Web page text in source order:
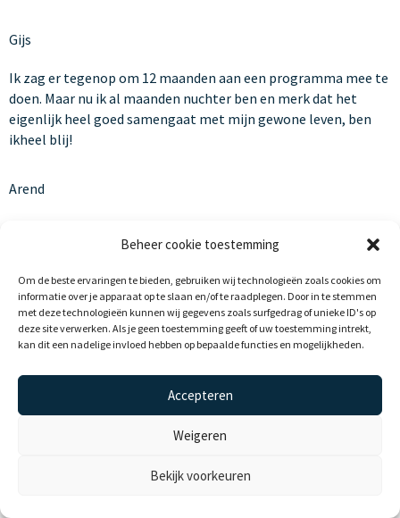
Beheer cookie toestemming
Om de beste ervaringen te bieden, gebruiken wij technologieën zoals cookies om
informatie over je apparaat op te slaan en/of te raadplegen. Door in te stemmen
met deze technologieën kunnen wij gegevens zoals surfgedrag of unieke ID's op
deze site verwerken. Als je geen toestemming geeft of uw toestemming intrekt,
kan dit een nadelige invloed hebben op bepaalde functies en mogelijkheden.
Accepteren
Weigeren
Bekijk voorkeuren
Gijs
Ik zag er tegenop om 12 maanden aan een programma mee te
doen. Maar nu ik al maanden nuchter ben en merk dat het
eigenlijk heel goed samengaat met mijn gewone leven, ben
ikheel blij!
Arend
niet drink. Zij zijn daarnatuurlijk zeker van dankzij de
Alle rechten voorbehouden